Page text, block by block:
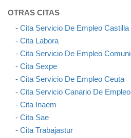
OTRAS CITAS
- Cita Servicio De Empleo Castilla
- Cita Labora
- Cita Servicio De Empleo
- Cita Sexpe
- Cita Servicio De Empleo Ceuta
- Cita Servicio Canario De Empleo
- Cita Inaem
- Cita Sae
- Cita Trabajastur